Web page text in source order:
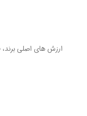
ارزش های اصلی